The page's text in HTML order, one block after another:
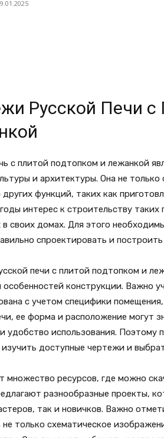
Русской Печи
с плитой подтопком и лежанкой
и архитектуры. Она не
функций, таких как
интерес к строительству
в своих домах. Для этого
спроектировать и построить
печи с плитой подтопком и
особенностей конструкции. Важно
с учетом специфики
ее форма и расположение могут
удобство использования. Поэтому
доступные чертежи и
множество ресурсов, где можно
разнообразные проекты,
так и новичков. Важно
только схематическое